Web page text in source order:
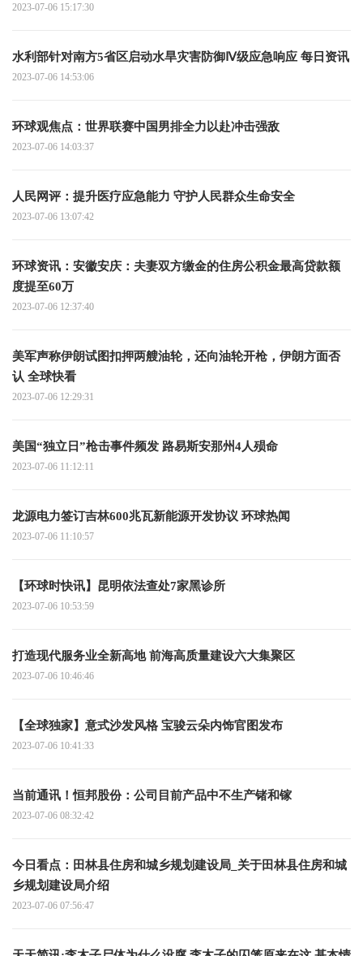
2023-07-06 15:17:30
水利部针对南方5省区启动水旱灾害防御Ⅳ级应急响应 每日资讯
2023-07-06 14:53:06
环球观焦点：世界联赛中国男排全力以赴冲击强敌
2023-07-06 14:03:37
人民网评：提升医疗应急能力 守护人民群众生命安全
2023-07-06 13:07:42
环球资讯：安徽安庆：夫妻双方缴金的住房公积金最高贷款额
度提至60万
2023-07-06 12:37:40
美军声称伊朗试图扣押两艘油轮，还向油轮开枪，伊朗方面否
认 全球快看
2023-07-06 12:29:31
美国“独立日”枪击事件频发 路易斯安那州4人殒命
2023-07-06 11:12:11
龙源电力签订吉林600兆瓦新能源开发协议 环球热闻
2023-07-06 11:10:57
【环球时快讯】昆明依法查处7家黑诊所
2023-07-06 10:53:59
打造现代服务业全新高地 前海高质量建设六大集聚区
2023-07-06 10:46:46
【全球独家】意式沙发风格 宝骏云朵内饰官图发布
2023-07-06 10:41:33
当前通讯！恒邦股份：公司目前产品中不生产锗和镓
2023-07-06 08:32:42
今日看点：田林县住房和城乡规划建设局_关于田林县住房和城
乡规划建设局介绍
2023-07-06 07:56:47